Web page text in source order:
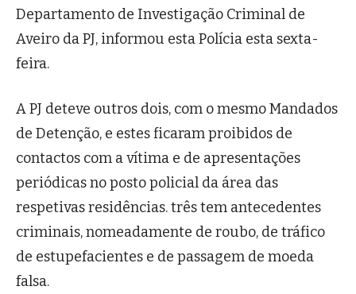
Departamento de Investigação Criminal de
Aveiro da PJ, informou esta Polícia esta sexta-
feira.
A PJ deteve outros dois, com o mesmo Mandados
de Detenção, e estes ficaram proibidos de
contactos com a vítima e de apresentações
periódicas no posto policial da área das
respetivas residências. três tem antecedentes
criminais, nomeadamente de roubo, de tráfico
de estupefacientes e de passagem de moeda
falsa.